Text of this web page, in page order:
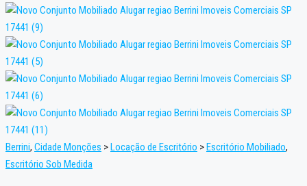
Berrini, Cidade Monções >Locação de Escritório >Escritório Mobiliado,
Escritório Sob Medida